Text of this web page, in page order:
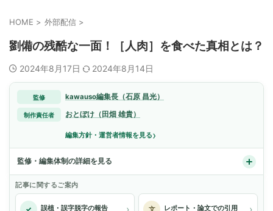
HOME > 外部配信 >
劉備の残酷な一面！［人肉］を食べた真相とは？
2024年8月17日 2024年8月14日
監修 kawauso編集長（石原 昌光）
制作責任者 おとぼけ（田畑 雄貴）
編集方針・運営者情報を見る›
監修・編集体制の詳細を見る
記事に関するご案内
✓ 誤植・誤字脱字の報告 文 レポート・論文での引用